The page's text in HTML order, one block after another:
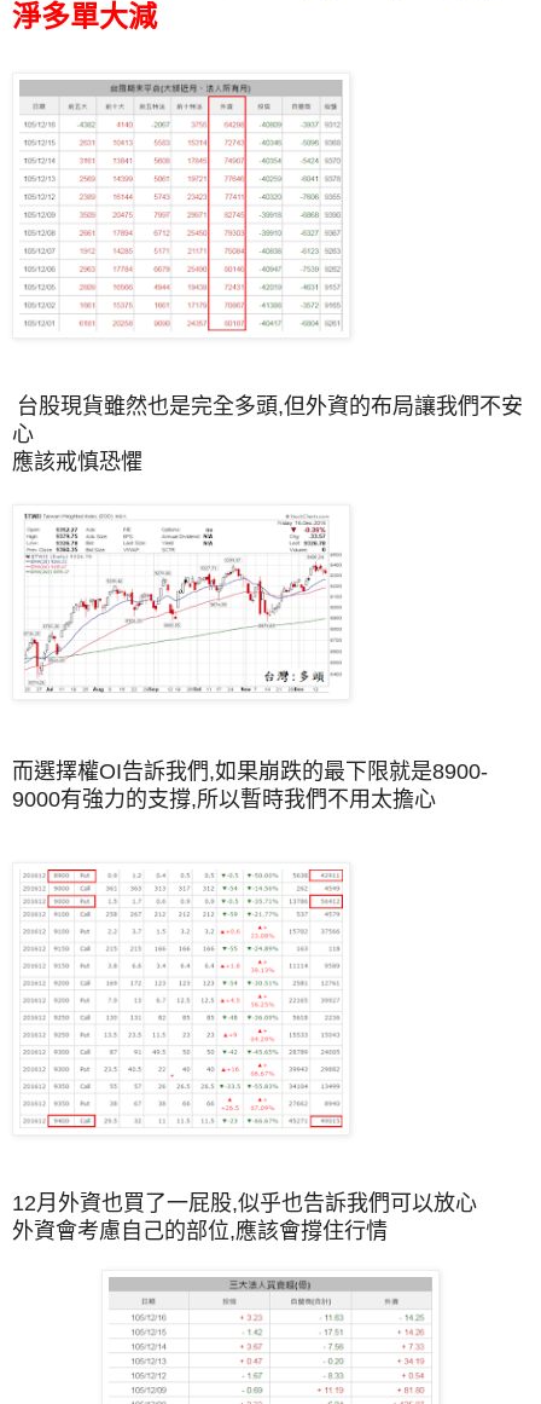
淨多單大減
台股現貨雖然也是完全多頭,但外資的布局讓我們不安
心
應該戒慎恐懼
而選擇權OI告訴我們,如果崩跌的最下限就是8900-
9000有強力的支撐,所以暫時我們不用太擔心
12月外資也買了一屁股,似乎也告訴我們可以放心
外資會考慮自己的部位,應該會撐住行情